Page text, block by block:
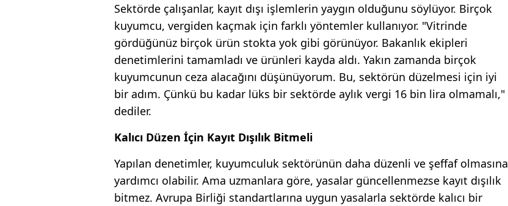
Sektörde çalışanlar, kayıt dışı işlemlerin yaygın olduğunu söylüyor. Birçok
kuyumcu, vergiden kaçmak için farklı yöntemler kullanıyor. "Vitrinde
gördüğünüz birçok ürün stokta yok gibi görünüyor. Bakanlık ekipleri
denetimlerini tamamladı ve ürünleri kayda aldı. Yakın zamanda birçok
kuyumcunun ceza alacağını düşünüyorum. Bu, sektörün düzelmesi için iyi
bir adım. Çünkü bu kadar lüks bir sektörde aylık vergi 16 bin lira olmamalı,"
dediler.
Kalıcı Düzen İçin Kayıt Dışılık Bitmeli
Yapılan denetimler, kuyumculuk sektörünün daha düzenli ve şeffaf olmasına
yardımcı olabilir. Ama uzmanlara göre, yasalar güncellenmezse kayıt dışılık
bitmez. Avrupa Birliği standartlarına uygun yasalarla sektörde kalıcı bir